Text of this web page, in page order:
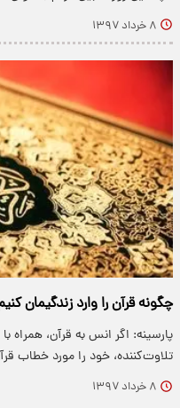
۸ خرداد ۱۳۹۷
چگونه قرآن را وارد زندگیمان
پارسینه: اگر انس به قرآن،
تلاوت‌کننده، خود را مورد خطاب
۸ خرداد ۱۳۹۷